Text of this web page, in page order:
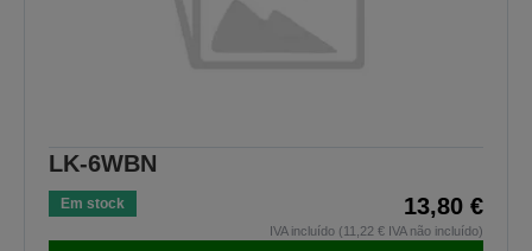
LK-6WBN
Em stock 13,80 €
IVA incluído (11,22 € IVA não incluído)